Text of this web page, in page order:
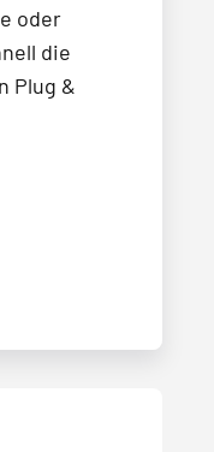
oder
die
Plug &